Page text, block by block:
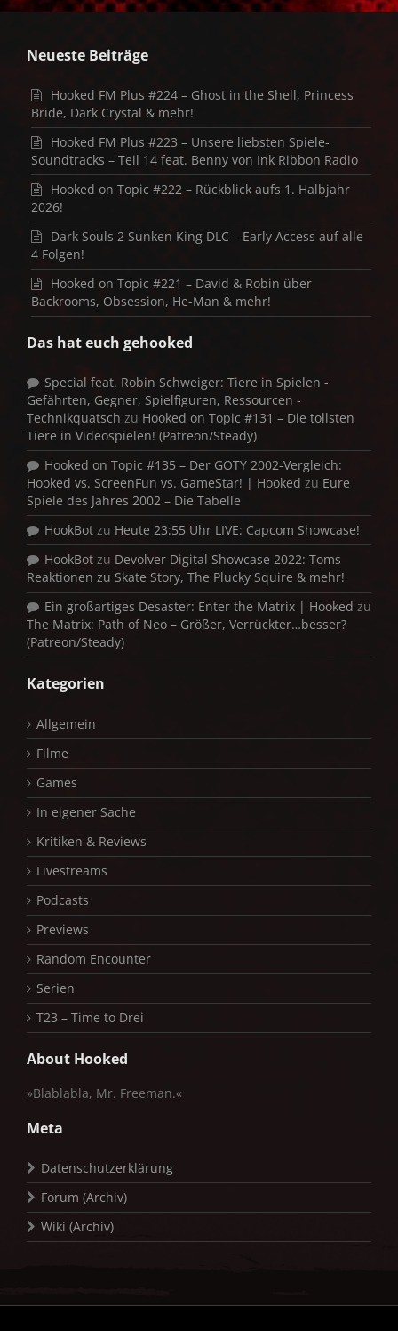
Neueste Beiträge
Hooked FM Plus #224 – Ghost in the Shell, Princess
Bride, Dark Crystal & mehr!
Hooked FM Plus #223 – Unsere liebsten Spiele-
Soundtracks – Teil 14 feat. Benny von Ink Ribbon Radio
Hooked on Topic #222 – Rückblick aufs 1. Halbjahr
2026!
Dark Souls 2 Sunken King DLC – Early Access auf alle
4 Folgen!
Hooked on Topic #221 – David & Robin über
Backrooms, Obsession, He-Man & mehr!
Das hat euch gehooked
Special feat. Robin Schweiger: Tiere in Spielen -
Gefährten, Gegner, Spielfiguren, Ressourcen -
Technikquatsch zu Hooked on Topic #131 – Die tollsten
Tiere in Videospielen! (Patreon/Steady)
Hooked on Topic #135 – Der GOTY 2002-Vergleich:
Hooked vs. ScreenFun vs. GameStar! | Hooked zu Eure
Spiele des Jahres 2002 – Die Tabelle
HookBot zu Heute 23:55 Uhr LIVE: Capcom Showcase!
HookBot zu Devolver Digital Showcase 2022: Toms
Reaktionen zu Skate Story, The Plucky Squire & mehr!
Ein großartiges Desaster: Enter the Matrix | Hooked zu
The Matrix: Path of Neo – Größer, Verrückter…besser?
(Patreon/Steady)
Kategorien
Allgemein
Filme
Games
In eigener Sache
Kritiken & Reviews
Livestreams
Podcasts
Previews
Random Encounter
Serien
T23 – Time to Drei
About Hooked
»Blablabla, Mr. Freeman.«
Meta
Datenschutzerklärung
Forum (Archiv)
Wiki (Archiv)